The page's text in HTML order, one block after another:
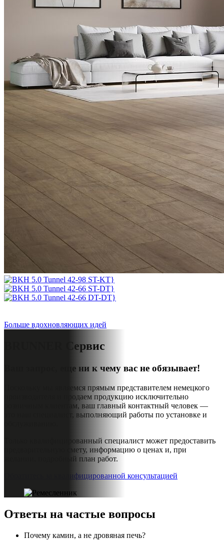
Больше вдохновляющих идей
Сервис
Ваш запрос, еще ни к чему вас не обязывает!
Поскольку мы являемся прямым представителем немецкого
производителя и продаем продукцию исключительно
розничным клиентам, ваш главный контактный человек —
это наш специалист, выполняющий работы по установке и
Только квалифицированный специалист может предоставить
предварительную смету, информацию о ценах и, при
желании, подробный план работ.
Обратитесь за квалифицированной консультацией
Ответы на частые вопросы
Почему камин, а не дровяная печь?